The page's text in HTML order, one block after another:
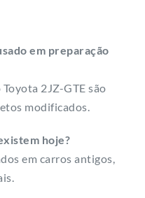
em preparação
2JZ-GTE são
modificados.
hoje?
em carros antigos,